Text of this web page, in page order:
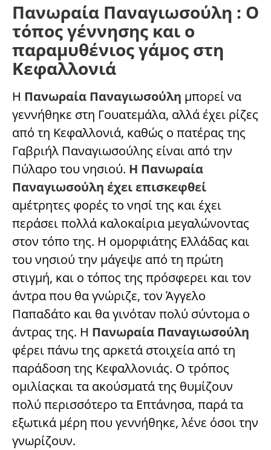
Πανωραία Παναγιωσούλη : Ο
τόπος γέννησης και ο
παραμυθένιος γάμος στη
Κεφαλλονιά
Η Πανωραία Παναγιωσούλη μπορεί να
γεννήθηκε στη Γουατεμάλα, αλλά έχει ρίζες
από τη Κεφαλλονιά, καθώς ο πατέρας της
Γαβριήλ Παναγιωσούλης είναι από την
Πύλαρο του νησιού. Η Πανωραία
Παναγιωσούλη έχει επισκεφθεί
αμέτρητες φορές το νησί της και έχει
περάσει πολλά καλοκαίρια μεγαλώνοντας
στον τόπο της. Η ομορφιάτης Ελλάδας και
του νησιού την μάγεψε από τη πρώτη
στιγμή, και ο τόπος της πρόσφερει και τον
άντρα που θα γνώριζε, τον Άγγελο
Παπαδάτο και θα γινόταν πολύ σύντομα ο
άντρας της. Η Πανωραία Παναγιωσούλη
φέρει πάνω της αρκετά στοιχεία από τη
παράδοση της Κεφαλλονιάς. Ο τρόπος
ομιλίαςκαι τα ακούσματά της θυμίζουν
πολύ περισσότερο τα Επτάνησα, παρά τα
εξωτικά μέρη που γεννήθηκε, λένε όσοι την
γνωρίζουν.